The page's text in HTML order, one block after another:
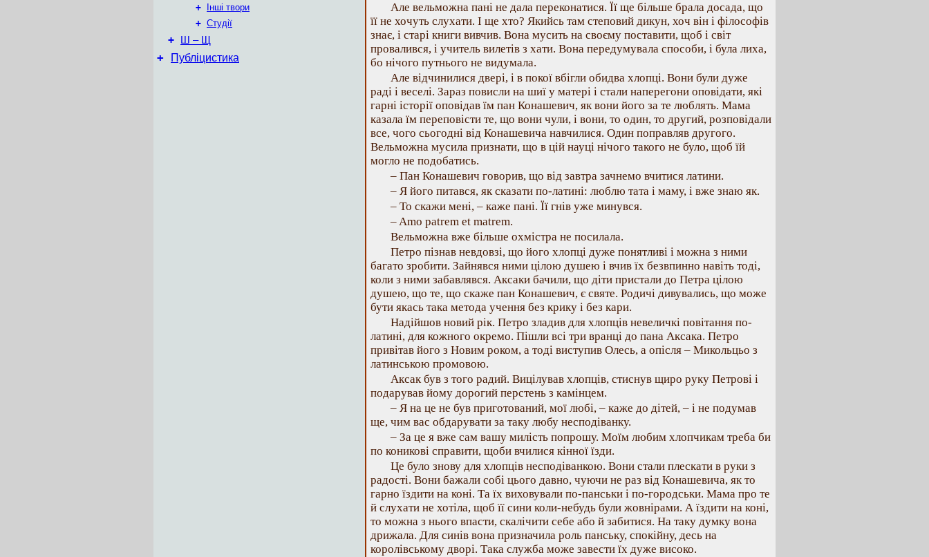
+
Інші твори
+ Студії
+ Ш – Щ
+ Публіцистика
Але вельможна пані не дала переконатися. Її ще більше брала досада, що
її не хочуть слухати. І ще хто? Якийсь там степовий дикун, хоч він і філософів
знає, і старі книги вивчив. Вона мусить на своєму поставити, щоб і світ
провалився, і учитель вилетів з хати. Вона передумувала способи, і була лиха,
бо нічого путнього не видумала.
Але відчинилися двері, і в покої вбігли обидва хлопці. Вони були дуже
раді і веселі. Зараз повисли на шиї у матері і стали наперегони оповідати, які
гарні історії оповідав їм пан Конашевич, як вони його за те люблять. Мама
казала їм переповісти те, що вони чули, і вони, то один, то другий, розповідали
все, чого сьогодні від Конашевича навчилися. Один поправляв другого.
Вельможна мусила признати, що в цій науці нічого такого не було, щоб їй
могло не подобатись.
– Пан Конашевич говорив, що від завтра зачнемо вчитися латини.
– Я його питався, як сказати по-латині: люблю тата і маму, і вже знаю як.
– То скажи мені, – каже пані. Її гнів уже минувся.
– Amo patrem et matrem.
Вельможна вже більше охмістра не посилала.
Петро пізнав невдовзі, що його хлопці дуже понятливі і можна з ними
багато зробити. Зайнявся ними цілою душею і вчив їх безвпинно навіть тоді,
коли з ними забавлявся. Аксаки бачили, що діти пристали до Петра цілою
душею, що те, що скаже пан Конашевич, є святе. Родичі дивувались, що може
бути якась така метода учення без крику і без кари.
Надійшов новий рік. Петро зладив для хлопців невеличкі повітання по-
латині, для кожного окремо. Пішли всі три вранці до пана Аксака. Петро
привітав його з Новим роком, а тоді виступив Олесь, а опісля – Микольцьо з
латинською промовою.
Аксак був з того радий. Вицілував хлопців, стиснув щиро руку Петрові і
подарував йому дорогий перстень з камінцем.
– Я на це не був приготований, мої любі, – каже до дітей, – і не подумав
ще, чим вас обдарувати за таку любу несподіванку.
– За це я вже сам вашу милість попрошу. Моїм любим хлопчикам треба би
по коникові справити, щоби вчилися кінної їзди.
Це було знову для хлопців несподіванкою. Вони стали плескати в руки з
радості. Вони бажали собі цього давно, чуючи не раз від Конашевича, як то
гарно їздити на коні. Та їх виховували по-панськи і по-городськи. Мама про те
й слухати не хотіла, щоб її сини коли-небудь були жовнірами. А їздити на коні,
то можна з нього впасти, скалічити себе або й забитися. На таку думку вона
дрижала. Для синів вона призначила роль панську, спокійну, десь на
королівському дворі. Така служба може завести їх дуже високо.